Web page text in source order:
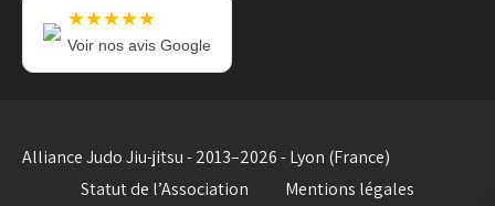
★★★★★
Voir nos avis Google
Alliance Judo Jiu-jitsu - 2013–2026 - Lyon (France)
Statut de l’Association
Mentions légales